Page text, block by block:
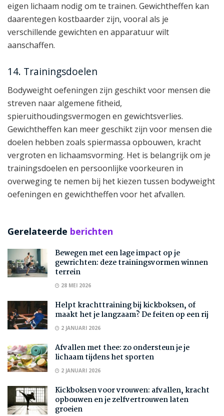
eigen lichaam nodig om te trainen. Gewichtheffen kan
daarentegen kostbaarder zijn, vooral als je
verschillende gewichten en apparatuur wilt
aanschaffen.
14. Trainingsdoelen
Bodyweight oefeningen zijn geschikt voor mensen die
streven naar algemene fitheid,
spieruithoudingsvermogen en gewichtsverlies.
Gewichtheffen kan meer geschikt zijn voor mensen die
doelen hebben zoals spiermassa opbouwen, kracht
vergroten en lichaamsvorming. Het is belangrijk om je
trainingsdoelen en persoonlijke voorkeuren in
overweging te nemen bij het kiezen tussen bodyweight
oefeningen en gewichtheffen voor het afvallen.
Gerelateerde berichten
Bewegen met een lage impact op je
gewrichten: deze trainingsvormen winnen
terrein
28 MEI 2026
Helpt krachttraining bij kickboksen, of
maakt het je langzaam? De feiten op een rij
2 JANUARI 2026
Afvallen met thee: zo ondersteun je je
lichaam tijdens het sporten
2 JANUARI 2026
Kickboksen voor vrouwen: afvallen, kracht
opbouwen en je zelfvertrouwen laten
groeien